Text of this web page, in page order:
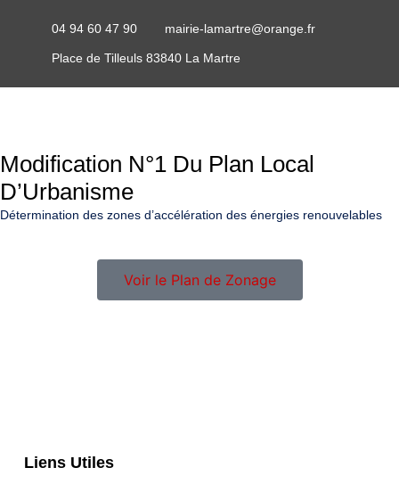
04 94 60 47 90 mairie-lamartre@orange.fr
Place de Tilleuls 83840 La Martre
Modification N°1 Du Plan Local
D’Urbanisme
Détermination des zones d’accélération des énergies renouvelables
Voir le Plan de Zonage
Liens Utiles